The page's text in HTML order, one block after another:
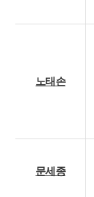
노태손
문세종